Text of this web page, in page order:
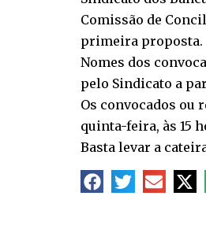
Comissão de
primeira proposta.
Nomes dos
pelo Sindicato a
Os convocados ou
quinta-feira, às 15
Basta levar a